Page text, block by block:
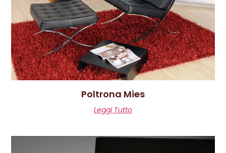
Poltrona Mies
Leggi Tutto